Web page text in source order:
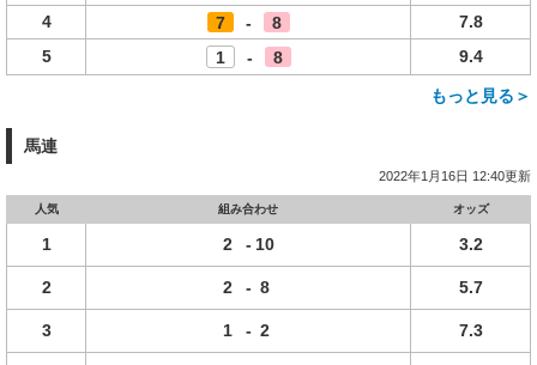
4
7 - 8
7.8
5
1 - 8 9.4
もっと見る＞
馬連
2022年1月16日 12:40更新
人気 組み合わせ オッズ
1 2 - 10 3.2
2 2 - 8 5.7
3 1 - 2 7.3